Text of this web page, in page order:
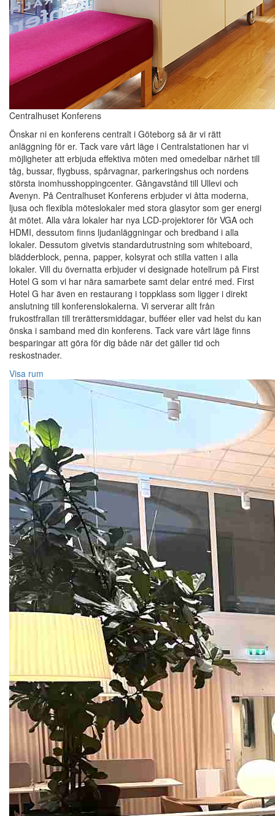
Centralhuset Konferens
Önskar ni en konferens centralt i Göteborg så är vi rätt
anläggning för er. Tack vare vårt läge i Centralstationen har vi
möjligheter att erbjuda effektiva möten med omedelbar närhet till
tåg, bussar, flygbuss, spårvagnar, parkeringshus och nordens
största inomhusshoppingcenter. Gångavstånd till Ullevi och
Avenyn. På Centralhuset Konferens erbjuder vi åtta moderna,
ljusa och flexibla möteslokaler med stora glasytor som ger energi
åt mötet. Alla våra lokaler har nya LCD-projektorer för VGA och
HDMI, dessutom finns ljudanläggningar och bredband i alla
lokaler. Dessutom givetvis standardutrustning som whiteboard,
blädderblock, penna, papper, kolsyrat och stilla vatten i alla
lokaler. Vill du övernatta erbjuder vi designade hotellrum på First
Hotel G som vi har nära samarbete samt delar entré med. First
Hotel G har även en restaurang i toppklass som ligger i direkt
anslutning till konferenslokalerna. Vi serverar allt från
frukostfrallan till trerättersmiddagar, bufféer eller vad helst du kan
önska i samband med din konferens. Tack vare vårt läge finns
besparingar att göra för dig både när det gäller tid och
reskostnader.
Visa rum